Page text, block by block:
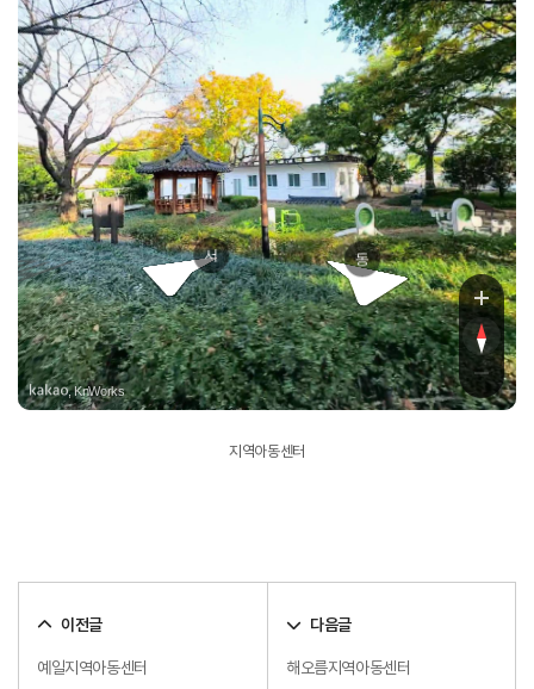
체육
공원
서 동
, KnWorks
지역아동센터
이전글
예일지역아동센터
다음글
해오름지역아동센터